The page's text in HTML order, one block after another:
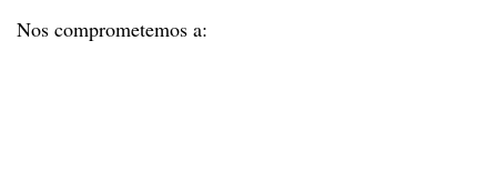
Nos comprometemos a: